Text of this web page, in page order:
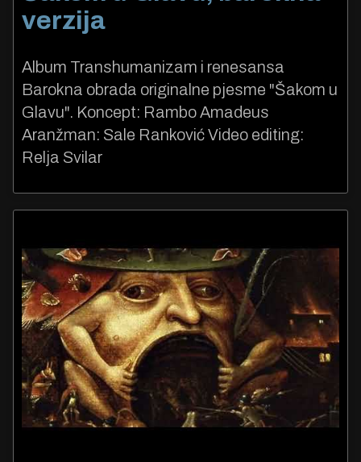
verzija
Album Transhumanizam i renesansa
Barokna obrada originalne pjesme "Šakom u
Glavu". Koncept: Rambo Amadeus
Aranžman: Sale Ranković Video editing:
Relja Svilar